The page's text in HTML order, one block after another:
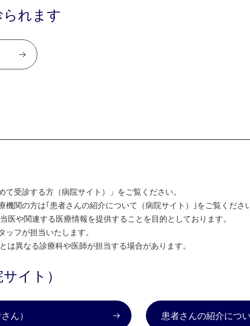
れます
受診する方（病院サイト）」をご覧ください。
機関の方は｢患者さんの紹介について（病院サイト）｣をご覧くださ
医や関連する医療情報を提供することを目的としております。
フが担当いたします。
は異なる診療科や医師が担当する場合があります。
イト）
ん） 患者さんの紹介につ